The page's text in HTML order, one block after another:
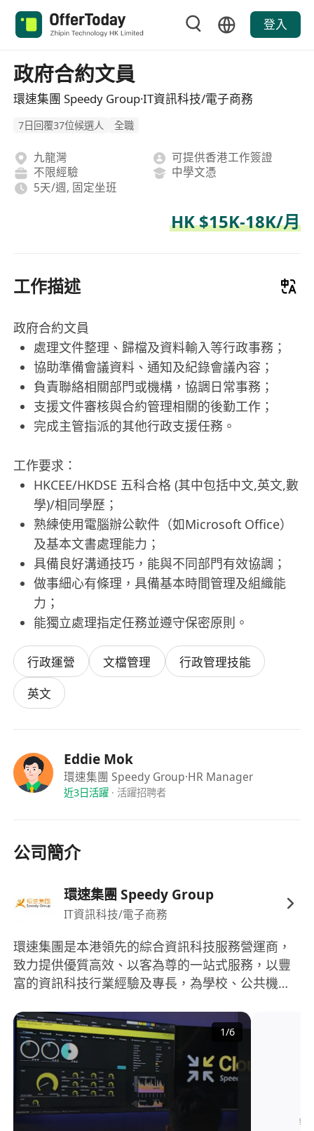
登入
政府合約文員
環速集團 Speedy Group·IT資訊科技/電子商務
7日回覆37位候選人 全職
九龍灣
可提供香港工作簽證
不限經驗
中學文憑
5天/週, 固定坐班
HK $15K-18K/月
工作描述
政府合約文員
處理文件整理、歸檔及資料輸入等行政事務；
協助準備會議資料、通知及紀錄會議內容；
負責聯絡相關部門或機構，協調日常事務；
支援文件審核與合約管理相關的後勤工作；
完成主管指派的其他行政支援任務。
工作要求：
HKCEE/HKDSE 五科合格 (其中包括中文,英文,數
學)/相同學歷；
熟練使用電腦辦公軟件（如Microsoft Office）
及基本文書處理能力；
具備良好溝通技巧，能與不同部門有效協調；
做事細心有條理，具備基本時間管理及組織能
力；
能獨立處理指定任務並遵守保密原則。
行政運營 文檔管理
行政管理技能
英文
Eddie Mok
環速集團 Speedy Group·HR Manager
近3日活躍· 活躍招聘者
公司簡介
環速集團 Speedy Group
IT資訊科技/電子商務
環速集團是本港領先的綜合資訊科技服務營運商，
致力提供優質高效、以客為尊的一站式服務，以豐
富的資訊科技行業經驗及專長，為學校、公共機構
的綜合資訊科技服務營運商之一。
1/6